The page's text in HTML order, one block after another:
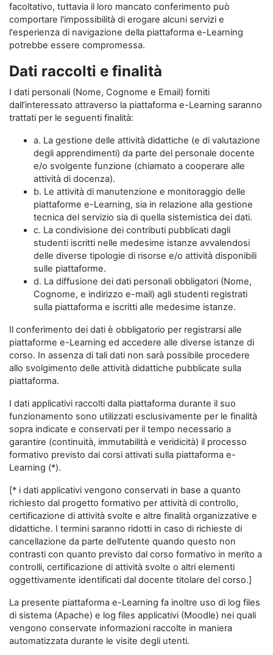
facoltativo, tuttavia il loro mancato conferimento può
comportare l'impossibilità di erogare alcuni servizi e
l'esperienza di navigazione della piattaforma e-Learning
potrebbe essere compromessa.
Dati raccolti e finalità
I dati personali (Nome, Cognome e Email) forniti
dall’interessato attraverso la piattaforma e-Learning saranno
trattati per le seguenti finalità:
a. La gestione delle attività didattiche (e di valutazione
degli apprendimenti) da parte del personale docente
e/o svolgente funzione (chiamato a cooperare alle
attività di docenza).
b. Le attività di manutenzione e monitoraggio delle
piattaforme e-Learning, sia in relazione alla gestione
tecnica del servizio sia di quella sistemistica dei dati.
c. La condivisione dei contributi pubblicati dagli
studenti iscritti nelle medesime istanze avvalendosi
delle diverse tipologie di risorse e/o attività disponibili
sulle piattaforme.
d. La diffusione dei dati personali obbligatori (Nome,
Cognome, e indirizzo e-mail) agli studenti registrati
sulla piattaforma e iscritti alle medesime istanze.
Il conferimento dei dati è obbligatorio per registrarsi alle
piattaforme e-Learning ed accedere alle diverse istanze di
corso. In assenza di tali dati non sarà possibile procedere
allo svolgimento delle attività didattiche pubblicate sulla
piattaforma.
I dati applicativi raccolti dalla piattaforma durante il suo
funzionamento sono utilizzati esclusivamente per le finalità
sopra indicate e conservati per il tempo necessario a
garantire (continuità, immutabilità e veridicità) il processo
formativo previsto dai corsi attivati sulla piattaforma e-
Learning (*).
[* i dati applicativi vengono conservati in base a quanto
richiesto dal progetto formativo per attività di controllo,
certificazione di attività svolte e altre finalità organizzative e
didattiche. I termini saranno ridotti in caso di richieste di
cancellazione da parte dell’utente quando questo non
contrasti con quanto previsto dal corso formativo in merito a
controlli, certificazione di attività svolte o altri elementi
oggettivamente identificati dal docente titolare del corso.]
La presente piattaforma e-Learning fa inoltre uso di log files
di sistema (Apache) e log files applicativi (Moodle) nei quali
vengono conservate informazioni raccolte in maniera
automatizzata durante le visite degli utenti.